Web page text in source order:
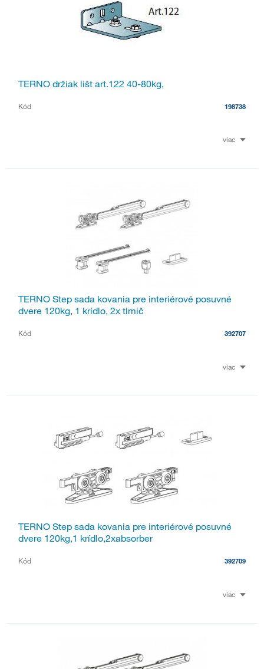
TERNO držiak lišt art.122 40-80kg,
Kód 198738
viac
TERNO Step sada kovania pre interiérové posuvné
dvere 120kg, 1 krídlo, 2x tlmič
Kód 392707
viac
TERNO Step sada kovania pre interiérové posuvné
dvere 120kg,1 krídlo,2xabsorber
Kód 392709
viac